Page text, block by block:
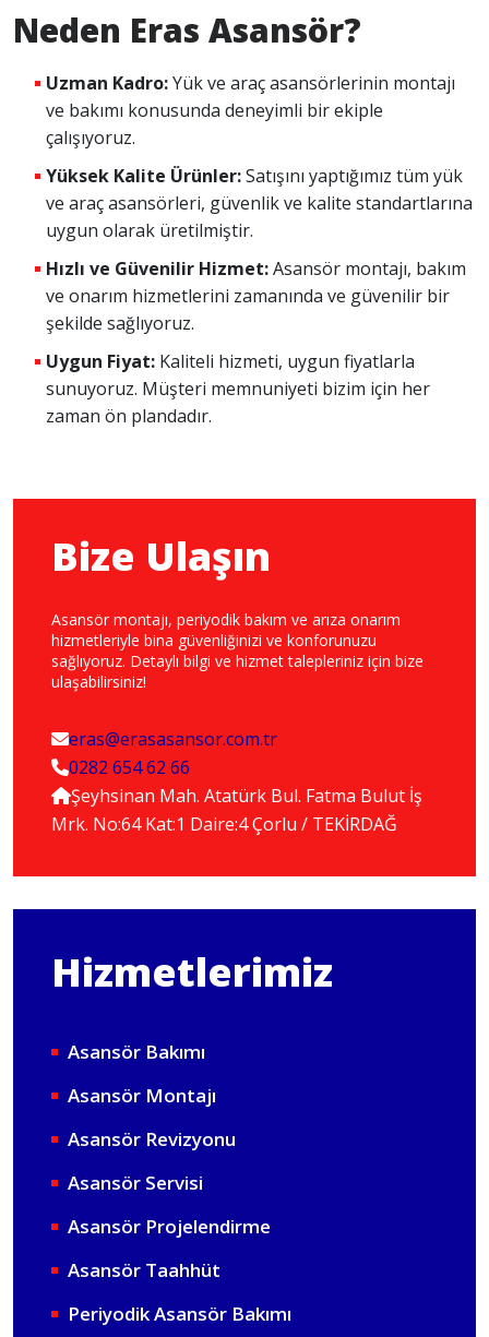
Neden Eras Asansör?
Uzman Kadro:Yük ve araç asansörlerinin montajı
ve bakımı konusunda deneyimli bir ekiple
çalışıyoruz.
Yüksek Kalite Ürünler:Satışını yaptığımız tüm yük
ve araç asansörleri, güvenlik ve kalite standartlarına
uygun olarak üretilmiştir.
Hızlı ve Güvenilir Hizmet:Asansör montajı, bakım
ve onarım hizmetlerini zamanında ve güvenilir bir
şekilde sağlıyoruz.
Uygun Fiyat: Kaliteli hizmeti, uygun fiyatlarla
sunuyoruz. Müşteri memnuniyeti bizim için her
zaman ön plandadır.
Bize Ulaşın
Asansör montajı, periyodik bakım ve arıza onarım
hizmetleriyle bina güvenliğinizi ve konforunuzu
sağlıyoruz. Detaylı bilgi ve hizmet talepleriniz için bize
ulaşabilirsiniz!
eras@erasasansor.com.tr
0282 654 62 66
Şeyhsinan Mah. Atatürk Bul. Fatma Bulut İş
Mrk. No:64 Kat:1 Daire:4 Çorlu / TEKİRDAĞ
Hizmetlerimiz
Asansör Bakımı
Asansör Montajı
Asansör Revizyonu
Asansör Servisi
Asansör Projelendirme
Asansör Taahhüt
Periyodik Asansör Bakımı